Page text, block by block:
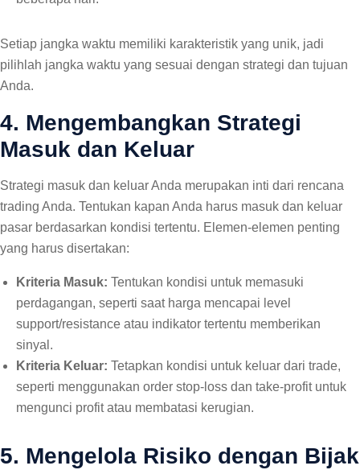
Setiap jangka waktu memiliki karakteristik yang unik, jadi
pilihlah jangka waktu yang sesuai dengan strategi dan tujuan
Anda.
4. Mengembangkan Strategi
Masuk dan Keluar
Strategi masuk dan keluar Anda merupakan inti dari rencana
trading Anda. Tentukan kapan Anda harus masuk dan keluar
pasar berdasarkan kondisi tertentu. Elemen-elemen penting
yang harus disertakan:
Kriteria Masuk: Tentukan kondisi untuk memasuki
perdagangan, seperti saat harga mencapai level
support/resistance atau indikator tertentu memberikan
sinyal.
Kriteria Keluar: Tetapkan kondisi untuk keluar dari trade,
seperti menggunakan order stop-loss dan take-profit untuk
mengunci profit atau membatasi kerugian.
5. Mengelola Risiko dengan Bijak